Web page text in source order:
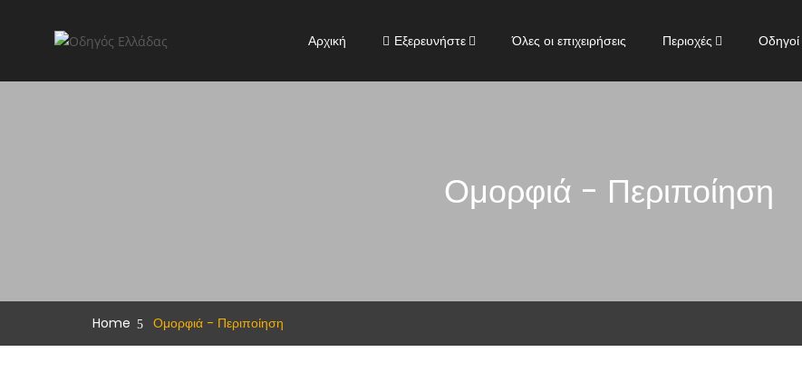
Αρχική Εξερευνήστε Όλες οι επιχειρήσεις Περιοχές
Ομορφιά - Περιποίηση
Home Ομορφιά - Περιποίηση